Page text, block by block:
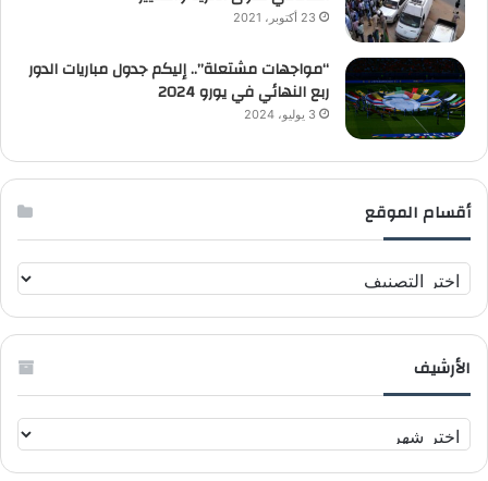
23 أكتوبر، 2021
“مواجهات مشتعلة”.. إليكم جدول مباريات الدور
ربع النهائي في يورو 2024
3 يوليو، 2024
أقسام الموقع
ق
س
م
و
الأرشيف
ل
أ